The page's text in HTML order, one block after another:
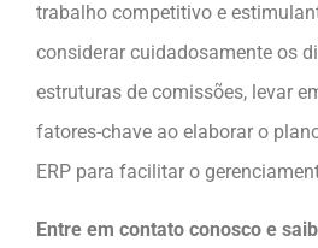
trabalho competitivo e
considerar cuidadosamente os
estruturas de comissões, levar
fatores-chave ao elaborar o
ERP para facilitar o
Entre em contato conosco e